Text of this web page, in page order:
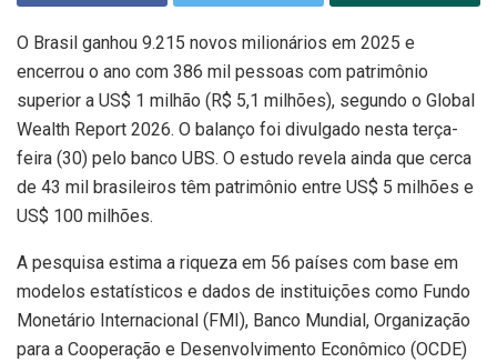
O Brasil ganhou 9.215 novos milionários em 2025 e
encerrou o ano com 386 mil pessoas com patrimônio
superior a US$ 1 milhão (R$ 5,1 milhões), segundo o Global
Wealth Report 2026. O balanço foi divulgado nesta terça-
feira (30) pelo banco UBS. O estudo revela ainda que cerca
de 43 mil brasileiros têm patrimônio entre US$ 5 milhões e
US$ 100 milhões.
A pesquisa estima a riqueza em 56 países com base em
modelos estatísticos e dados de instituições como Fundo
Monetário Internacional (FMI), Banco Mundial, Organização
para a Cooperação e Desenvolvimento Econômico (OCDE)